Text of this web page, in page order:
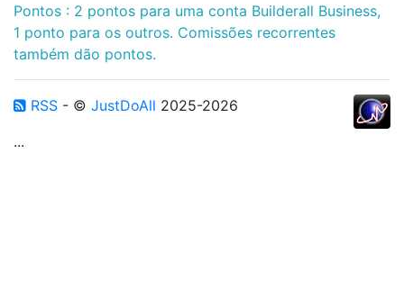
Pontos : 2 pontos para uma conta Builderall Business,
1 ponto para os outros. Comissões recorrentes
também dão pontos.
RSS - © JustDoAll 2025-2026
...